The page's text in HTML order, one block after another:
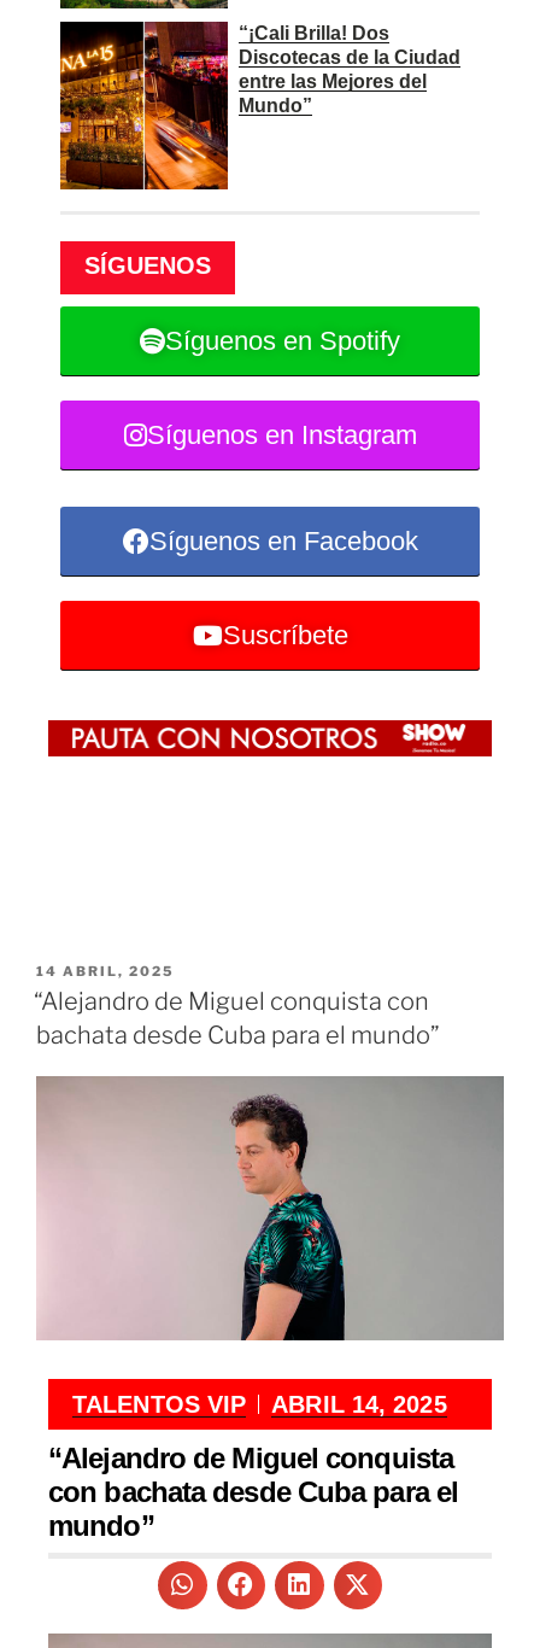
“¡Cali Brilla! Dos
Discotecas de la Ciudad
entre las Mejores del
Mundo”
SÍGUENOS
Síguenos en Spotify
Síguenos en Instagram
Síguenos en Facebook
Suscríbete
14 ABRIL, 2025
“Alejandro de Miguel conquista con
bachata desde Cuba para el mundo”
TALENTOS VIP ABRIL 14, 2025
“Alejandro de Miguel conquista
con bachata desde Cuba para el
mundo”